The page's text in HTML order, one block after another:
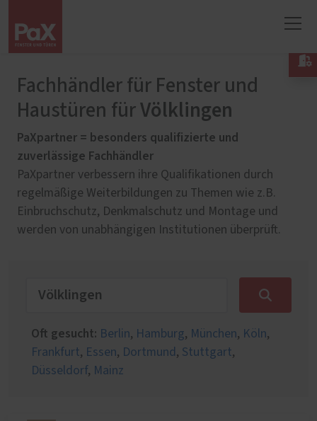
Fachhändler für Fenster und
Haustüren für Völklingen
PaXpartner = besonders qualifizierte und
zuverlässige Fachhändler
PaXpartner verbessern ihre Qualifikationen durch
regelmäßige Weiterbildungen zu Themen wie z.B.
Einbruchschutz, Denkmalschutz und Montage und
werden von unabhängigen Institutionen überprüft.
Oft gesucht: Berlin, Hamburg, München, Köln,
Frankfurt, Essen, Dortmund , Stuttgart,
Düsseldorf, Mainz
